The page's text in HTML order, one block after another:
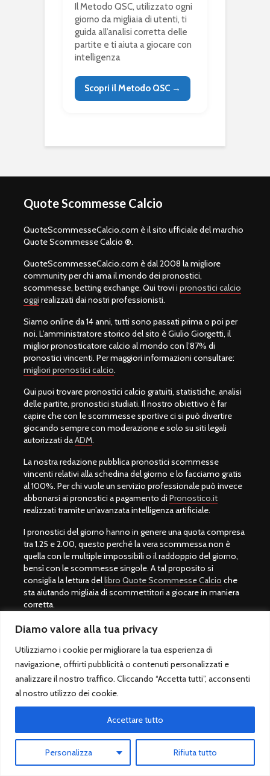
Diamo valore alla tua privacy
Utilizziamo i cookie per migliorare la tua esperienza di
navigazione, offrirti pubblicità o contenuti personalizzati e
analizzare il nostro traffico. Cliccando “Accetta tutti”, acconsenti
al nostro utilizzo dei cookie.
Personalizza Rifiuta tutto
Accettare tutto
Il Metodo QSC, utilizzato ogni
giorno da migliaia di utenti, ti
guida all’analisi corretta delle
partite e ti aiuta a giocare con
intelligenza
Scopri il Metodo QSC →
Quote Scommesse Calcio
QuoteScommesseCalcio.com è il sito ufficiale del marchio
Quote Scommesse Calcio ®.
QuoteScommesseCalcio.com è dal 2008 la migliore
community per chi ama il mondo dei pronostici,
scommesse, betting exchange. Qui trovi i pronostici calcio
oggi realizzati dai nostri professionisti.
Siamo online da 14 anni, tutti sono passati prima o poi per
noi. L’amministratore storico del sito è Giulio Giorgetti, il
miglior pronosticatore calcio al mondo con l’87% di
pronostici vincenti. Per maggiori informazioni consultare:
migliori pronostici calcio.
Qui puoi trovare pronostici calcio gratuiti, statistiche, analisi
delle partite, pronostici studiati. Il nostro obiettivo è far
capire che con le scommesse sportive ci si può divertire
giocando sempre con moderazione e solo su siti legali
autorizzati daADM.
La nostra redazione pubblica pronostici scommesse
vincenti relativi alla schedina del giorno e lo facciamo gratis
al 100%. Per chi vuole un servizio professionale può invece
abbonarsi ai pronostici a pagamento di Pronostico.it
realizzati tramite un’avanzata intelligenza artificiale.
I pronostici del giorno hanno in genere una quota compresa
tra 1.25 e 2.00, questo perché la vera scommessa non è
quella con le multiple impossibili o il raddoppio del giorno,
bensì con le scommesse singole. A tal proposito si
consiglia la lettura dellibro Quote Scommesse Calcio che
sta aiutando migliaia di scommettitori a giocare in maniera
corretta.
Su questo sito puoi inoltre partecipare in maniera attiva
inserendo tu stesso quelle che consideri le tue bollette
vincenti o, meglio ancora, le singole attraverso i commenti
negli articoli denominatiPronostici QSC.
Per partecipare devi essere un utente della community QSC,
per farlo basta effettuare la
abilitato ad inserire i commenti con le tue previsioni calcio.
appassionati di pronostici calcio e scommesse come te.